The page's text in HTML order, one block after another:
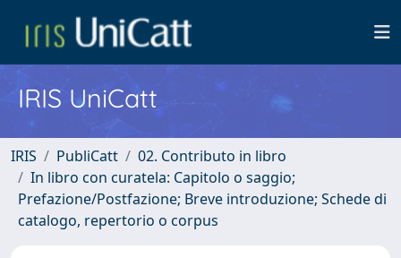
IRIS UniCatt
IRIS PubliCatt
02. Contributo in libro
In libro con curatela: Capitolo o saggio;
Prefazione/Postfazione; Breve introduzione; Schede di
catalogo, repertorio o corpus